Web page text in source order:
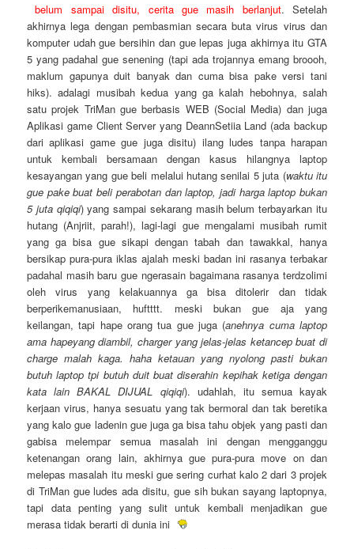
belum sampai disitu, cerita gue masih berlanjut. Setelah
akhirnya lega dengan pembasmian secara buta virus virus dan
komputer udah gue bersihin dan gue lepas juga akhirnya itu GTA
5 yang padahal gue senening (tapi ada trojannya emang broooh,
maklum gapunya duit banyak dan cuma bisa pake versi tani
hiks). adalagi musibah kedua yang ga kalah hebohnya, salah
satu projek TriMan gue berbasis WEB (Social Media) dan juga
Aplikasi game Client Server yang DeannSetiia Land (ada backup
dari aplikasi game gue juga disitu) ilang ludes tanpa harapan
untuk kembali bersamaan dengan kasus hilangnya laptop
kesayangan yang gue beli melalui hutang senilai 5 juta (waktu itu
gue pake buat beli perabotan dan laptop, jadi harga laptop bukan
5 juta qiqiqi) yang sampai sekarang masih belum terbayarkan itu
hutang (Anjriit, parah!), lagi-lagi gue mengalami musibah rumit
yang ga bisa gue sikapi dengan tabah dan tawakkal, hanya
bersikap pura-pura iklas ajalah meski badan ini rasanya terbakar
padahal masih baru gue ngerasain bagaimana rasanya terdzolimi
oleh virus yang kelakuannya ga bisa ditolerir dan tidak
berperikemanusiaan, huftttt. meski bukan gue aja yang
keilangan, tapi hape orang tua gue juga (anehnya cuma laptop
ama hapeyang diambil, charger yang jelas-jelas ketancep buat di
charge malah kaga. haha ketauan yang nyolong pasti bukan
butuh laptop tpi butuh duit buat diserahin kepihak ketiga dengan
kata lain BAKAL DIJUAL qiqiqi). udahlah, itu semua kayak
kerjaan virus, hanya sesuatu yang tak bermoral dan tak beretika
yang kalo gue ladenin gue juga ga bisa tahu objek yang pasti dan
gabisa melempar semua masalah ini dengan mengganggu
ketenangan orang lain, akhirnya gue pura-pura move on dan
melepas masalah itu meski gue sering curhat kalo 2 dari 3 projek
di TriMan gue ludes ada disitu, gue sih bukan sayang laptopnya,
tapi data penting yang sulit untuk kembali menjadikan gue
merasa tidak berarti di dunia ini